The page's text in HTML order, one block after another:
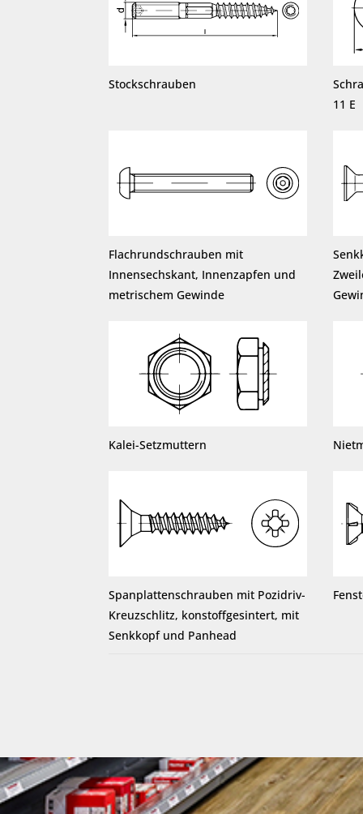
Stockschrauben
11 E
Flachrundschrauben mit
Innensechskant, Innenzapfen und
metrischem Gewinde
Kalei-Setzmuttern
Spanplattenschrauben mit Pozidriv-
Kreuzschlitz, konstoffgesintert, mit
Senkkopf und Panhead